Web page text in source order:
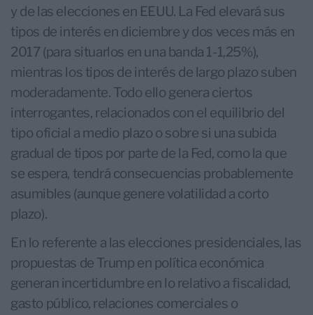
y de las elecciones en EEUU. La Fed elevará sus
tipos de interés en diciembre y dos veces más en
2017 (para situarlos en una banda 1-1,25%),
mientras los tipos de interés de largo plazo suben
moderadamente. Todo ello genera ciertos
interrogantes, relacionados con el equilibrio del
tipo oficial a medio plazo o sobre si una subida
gradual de tipos por parte de la Fed, como la que
se espera, tendrá consecuencias probablemente
asumibles (aunque genere volatilidad a corto
plazo).
En lo referente a las elecciones presidenciales, las
propuestas de Trump en política económica
generan incertidumbre en lo relativo a fiscalidad,
gasto público, relaciones comerciales o